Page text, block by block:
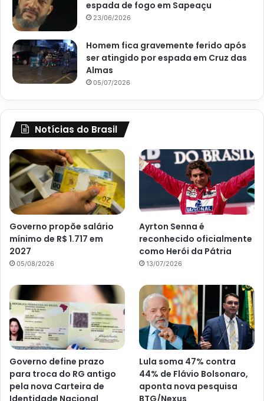
espada de fogo em Sapeaçu
23/06/2026
Homem fica gravemente ferido após
ser atingido por espada em Cruz das
Almas
05/07/2026
Notícias do Brasil
Governo propõe salário
mínimo de R$ 1.717 em
2027
05/08/2026
Ayrton Senna é
reconhecido oficialmente
como Herói da Pátria
13/07/2026
Governo define prazo
para troca do RG antigo
pela nova Carteira de
Identidade Nacional
Lula soma 47% contra
44% de Flávio Bolsonaro,
aponta nova pesquisa
BTG/Nexus